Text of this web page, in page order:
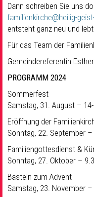
Dann schreiben Sie uns
familienkirche@heilig-
entsteht ganz neu und
Für das Team der
Gemeindereferentin
PROGRAMM 2024
Sommerfest
Samstag, 31. August –
Eröffnung der
Sonntag, 22. September –
Familiengottesdienst &
Sonntag, 27. Oktober –
Basteln zum Advent
Samstag, 23. November –